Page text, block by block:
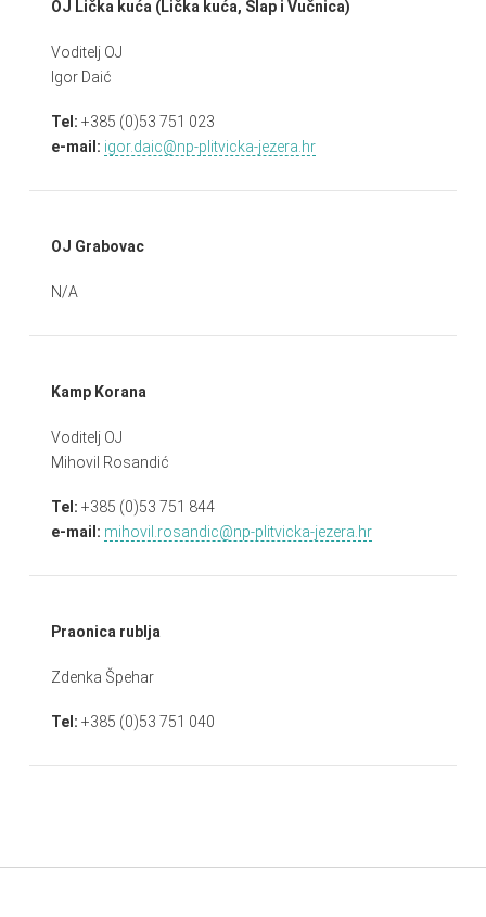
OJ Lička kuća (Lička kuća, Slap i Vučnica)
Voditelj OJ
Igor Daić
Tel: +385 (0)53 751 023
e-mail: igor.daic@np-plitvicka-jezera.hr
OJ Grabovac
N/A
Kamp Korana
Voditelj OJ
Mihovil Rosandić
Tel: +385 (0)53 751 844
e-mail: mihovil.rosandic@np-plitvicka-jezera.hr
Praonica rublja
Zdenka Špehar
Tel: +385 (0)53 751 040